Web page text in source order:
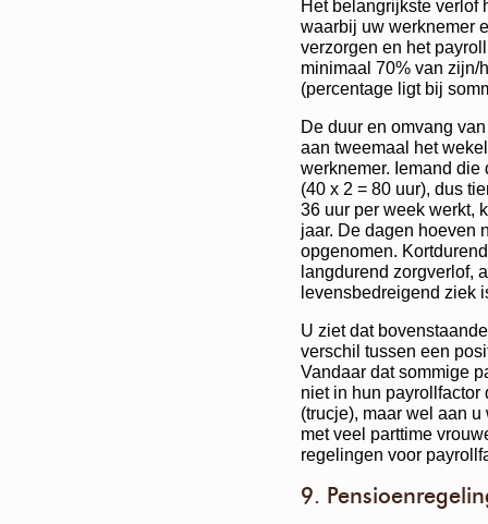
Het belangrijkste verlof
waarbij uw werknemer
verzorgen en het
minimaal 70% van zijn/
(percentage ligt bij
De duur en omvang
aan tweemaal het
werknemer. Iemand die
(40 x 2 = 80 uur), dus
36 uur per week werkt,
jaar. De dagen hoeven
opgenomen.
langdurend zorgverlof,
levensbedreigend ziek
U ziet dat
verschil tussen een
Vandaar dat sommige
niet in hun
(trucje), maar wel aan
met veel parttime
regelingen voor
9.